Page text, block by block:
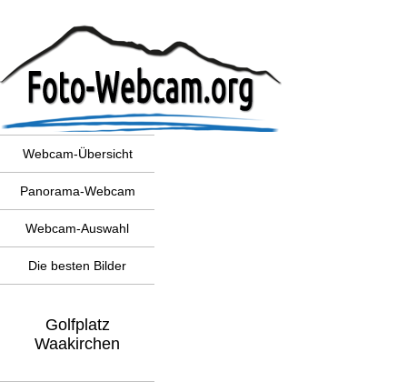
Webcam-Übersicht
Panorama-Webcam
Webcam-Auswahl
Die besten Bilder
Golfplatz
Waakirchen